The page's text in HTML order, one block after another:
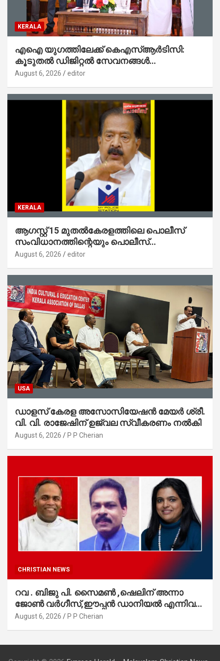
KERALA
എഐ യുഗത്തിലേക്ക് കെഎസ്ആർടിസി:
കൂടുതൽ ഡിജിറ്റൽ സേവനങ്ങൾ
ജനങ്ങളിലേക്കെത്തിക്കും – മന്ത്രി സി പി
August 6, 2026 editor
KERALA
ആഗസ്റ്റ് 15 മുതല്‍കേരളത്തിലെ പൊലീസ്
സംവിധാനത്തിന്റെയും പൊലീസ്
സ്റ്റേഷനുകളുടെയും മുഖഛായ മാറുകയാണ് :
August 6, 2026 editor
USA
ഡാളസ് കേരള അസോസിയേഷൻ മേയർ ശ്രീ.
വി. വി. രാജേഷിന് ഉജ്വല സ്വീകരണം നൽകി
August 6, 2026 P P Cherian
CHRISTIAN NEWS
റവ . ബിജു പി. സൈമൺ ,ഷെലിന് അന്നാ
ജോൺ വർഗീസ്,ഈപ്പൻ ഡാനിയൽ എന്നിവർ
മാർത്തോമാ സഭാ കൗൺസിലിലേക്കു
August 6, 2026 P P Cherian